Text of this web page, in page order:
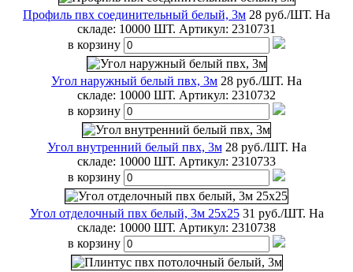
Профиль пвх соединительный белый, 3м 28 руб./ШТ. На
складе: 10000 ШТ. Артикул: 2310731
в корзину
Угол наружный белый пвх, 3м 28 руб./ШТ. На
складе: 10000 ШТ. Артикул: 2310732
в корзину
Угол внутренний белый пвх, 3м 28 руб./ШТ. На
складе: 10000 ШТ. Артикул: 2310733
в корзину
Угол отделочный пвх белый, 3м 25х25 31 руб./ШТ. На
складе: 10000 ШТ. Артикул: 2310738
в корзину